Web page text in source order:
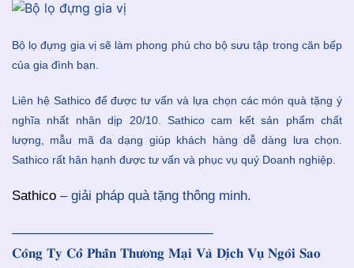
Bộ lọ đựng gia vị sẽ làm phong phú cho bộ sưu tập trong căn bếp
của gia đình bạn.
Liên hệ Sathico để được tư vấn và lựa chọn các món quà tặng ý
nghĩa nhất nhân dịp 20/10. Sathico cam kết sản phẩm chất
lượng, mẫu mã đa dạng giúp khách hàng dễ dàng lưa chọn.
Sathico rất hân hạnh được tư vấn và phục vụ quý Doanh nghiệp.
Sathico – giải pháp quà tặng thông minh.
———————————————
𝐂𝐨̂𝐧𝐠 𝐓𝐲 𝐂𝐨̂̉ 𝐏𝐡𝐚̂̀𝐧 𝐓𝐡𝐮̛𝐨̛𝐧𝐠 𝐌𝐚̣𝐢 𝐕𝐚̀ 𝐃𝐢̣𝐜𝐡 𝐕𝐮̣ 𝐍𝐠𝐨̂𝐢 𝐒𝐚𝐨